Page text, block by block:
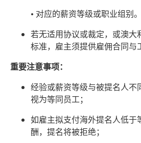
• 对应的薪资等级或职业组别。
若无适用协议或裁定，或澳大
标准，雇主须提供雇佣合同与
重要注意事项：
经验或薪资等级与被提名人不
视为等同员工；
如雇主拟支付海外提名人低于
酬，提名将被拒绝；